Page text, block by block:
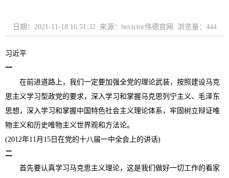
日期：2021-11-18 16:51:32 来源：bevictor伟德官网 浏览量： 444
习近平
一
在前进道路上，我们一定要加强全党的理论武装，按照建设马克
思主义学习型政党的要求，深入学习和掌握马克思列宁主义、毛泽东
思想，深入学习和掌握中国特色社会主义理论体系，牢固树立辩证唯
物主义和历史唯物主义世界观和方法论。
(2012年11月15日在党的十八届一中全会上的讲话)
二
首先要认真学习马克思主义理论，这是我们做好一切工作的看家